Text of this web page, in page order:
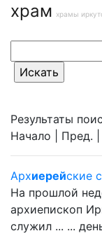
храм храмы
Результаты
Начало | Пред. |
Архиерейские
На прошлой
архиепископ
служил ... ...